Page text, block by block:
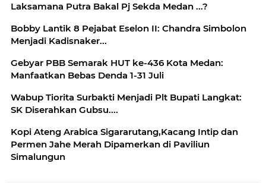
Laksamana Putra Bakal Pj Sekda Medan ...?
Bobby Lantik 8 Pejabat Eselon II: Chandra Simbolon
Menjadi Kadisnaker...
Gebyar PBB Semarak HUT ke-436 Kota Medan:
Manfaatkan Bebas Denda 1-31 Juli
Wabup Tiorita Surbakti Menjadi Plt Bupati Langkat:
SK Diserahkan Gubsu....
Kopi Ateng Arabica Sigararutang,Kacang Intip dan
Permen Jahe Merah Dipamerkan di Paviliun
Simalungun